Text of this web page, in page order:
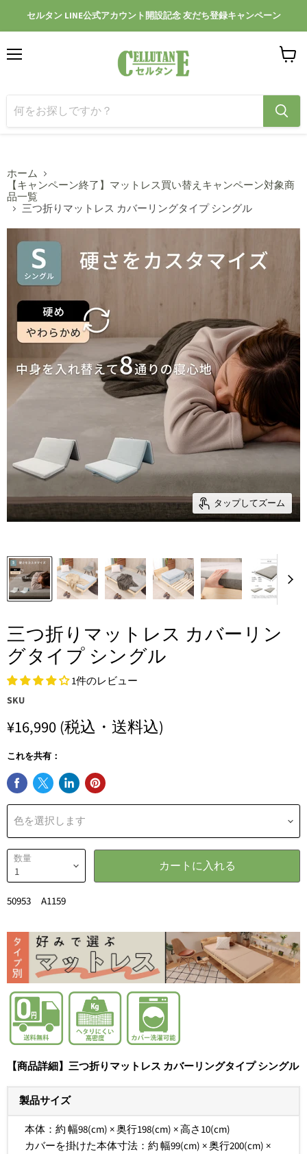
セルタン LINE公式アカウント開設記念 友だち登録キャンペーン
ー
見
ホーム
【キャンペーン終了】マットレス買い替えキャンペーン対象商
品一覧
三つ折りマットレス カバーリングタイプ シングル
タップしてズーム
三つ折りマットレス カバーリン
グタイプ シングル
1件のレビュー
SKU
¥16,990(税込・送料込)
これを共有：
色を選択します
数量 カートに入れる
50953 A1159
【商品詳細】 三つ折りマットレス カバーリングタイプ シングル
製品サイズ
本体：約 幅98(cm) × 奥行198(cm) × 高さ10(cm)
カバーを掛けた本体寸法：約 幅99(cm) × 奥行200(cm) ×